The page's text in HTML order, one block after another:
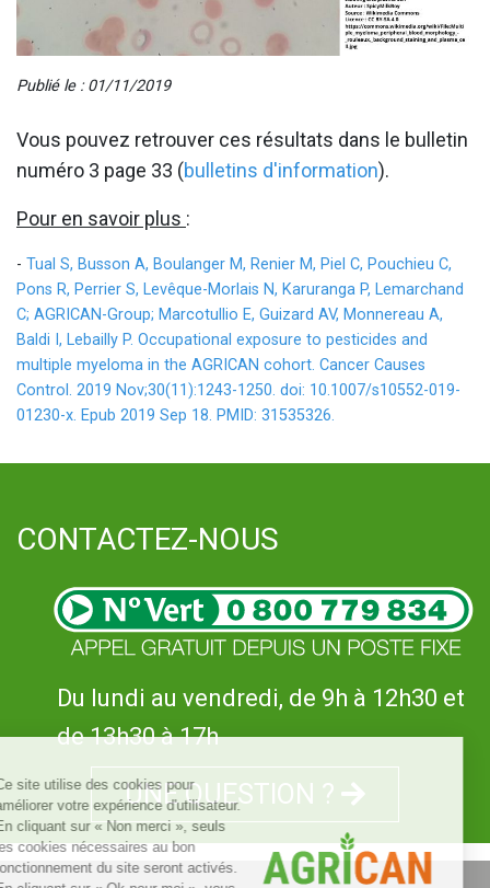
Publié le : 01/11/2019
Vous pouvez retrouver ces résultats dans le bulletin
numéro 3 page 33 (bulletins d'information).
Pour en savoir plus :
- Tual S, Busson A, Boulanger M, Renier M, Piel C, Pouchieu C,
Pons R, Perrier S, Levêque-Morlais N, Karuranga P, Lemarchand
C; AGRICAN-Group; Marcotullio E, Guizard AV, Monnereau A,
Baldi I, Lebailly P. Occupational exposure to pesticides and
multiple myeloma in the AGRICAN cohort. Cancer Causes
Control. 2019 Nov;30(11):1243-1250. doi: 10.1007/s10552-019-
01230-x. Epub 2019 Sep 18. PMID: 31535326.
CONTACTEZ-NOUS
Du lundi au vendredi, de 9h à 12h30 et
de 13h30 à 17h
UNE QUESTION ?